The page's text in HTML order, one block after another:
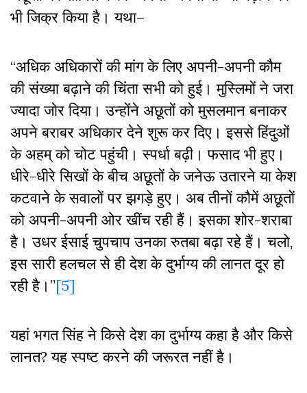
भी जिक्र किया है। यथा–
“अधिक अधिकारों की मांग के लिए अपनी-अपनी कौम
की संख्या बढ़ाने की चिंता सभी को हुई। मुस्लिमों ने जरा
ज्यादा जोर दिया। उन्होंने अछूतों को मुसलमान बनाकर
अपने बराबर अधिकार देने शुरू कर दिए। इससे हिंदुओं
के अहम् को चोट पहुंची। स्पर्धा बढ़ी। फसाद भी हुए।
धीरे-धीरे सिखों के बीच अछूतों के जनेऊ उतारने या केश
कटवाने के सवालों पर झगड़े हुए। अब तीनों कौमें अछूतों
को अपनी-अपनी ओर खींच रही हैं। इसका शोर-शराबा
है। उधर ईसाई चुपचाप उनका रुतबा बढ़ा रहे हैं। चलो,
इस सारी हलचल से ही देश के दुर्भाग्य की लानत दूर हो
रही है।”[5]
यहां भगत सिंह ने किसे देश का दुर्भाग्य कहा है और किसे
लानत? यह स्पष्ट करने की जरूरत नहीं है।